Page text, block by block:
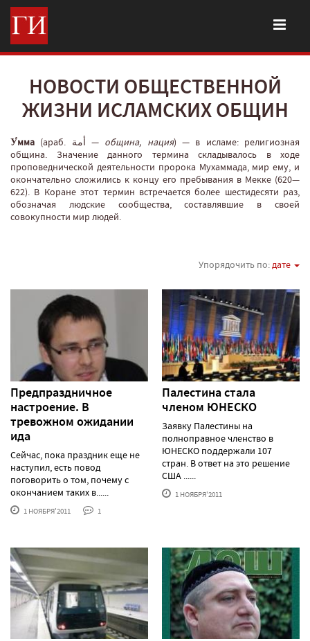
НОВОСТИ ОБЩЕСТВЕННОЙ
ЖИЗНИ ИСЛАМСКИХ ОБЩИН
У́мма (араб. أمة‎‎ — община, нация‎) — в исламе: религиозная
община. Значение данного термина складывалось в ходе
проповеднической деятельности пророка Мухаммада, мир ему, и
окончательно сложились к концу его пребывания в Мекке (620—
622). В Коране этот термин встречается более шестидесяти раз,
обозначая людские сообщества, составлявшие в своей
совокупности мир людей.
Упорядочить по:дате
Предпраздничное
настроение. В
тревожном ожидании
ида
Сейчас, пока праздник еще не
наступил, есть повод
поговорить о том, почему с
окончанием таких в......
1 НОЯБРЯ'2011 1
Палестина стала
членом ЮНЕСКО
Заявку Палестины на
полноправное членство в
ЮНЕСКО поддержали 107
стран. В ответ на это решение
США ......
1 НОЯБРЯ'2011